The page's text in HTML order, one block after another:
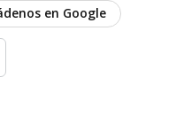
en Google